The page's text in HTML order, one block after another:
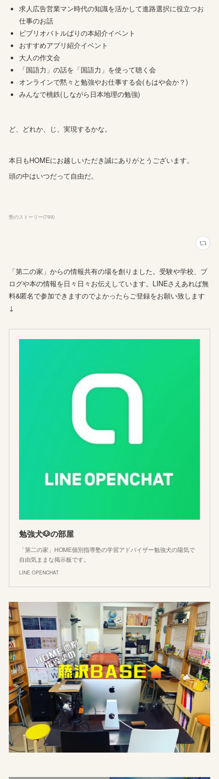
求人広告営業マン時代の知識を活かして進路選択に役立つお
仕事のお話
ビブリオバトルばりの本紹介イベント
おすすめアプリ紹介イベント
大人の作文会
「国語力」の話を「国語力」を使って聴く会
オンラインで黙々と勉強やお仕事する会(もはや会か？)
みんなで桃鉄(しながら日本地理の勉強)
ど、どれか、じ、実現するかな。
本日もHOMEにお越しいただき誠にありがとうございます。
頭の中はいつだって自由だ。
塾のストーリー(799)
「第二の家」からの情報共有の場を創りました。受験や学校、ブ
ログや本の情報を日々日々お伝えしています。LINEさえあれば無
料&匿名で参加できますのでよかったらご登録をお願い致します
↓
勉強犬🐶の部屋
「第二の家」HOME個別指導塾の学習アドバイザー勉強犬の陽気で
自由気ままな掲示板です。
LINE OPENCHAT